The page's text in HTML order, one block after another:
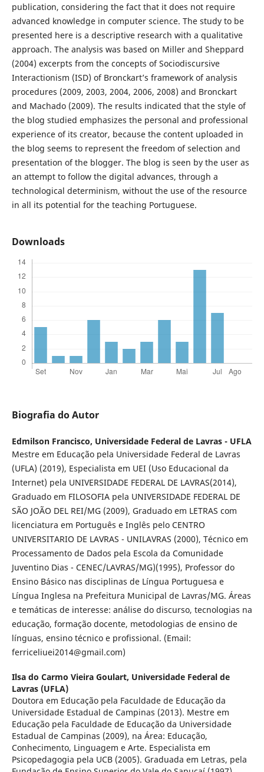
publication, considering the fact that it does not require
advanced knowledge in computer science. The study to be
presented here is a descriptive research with a qualitative
approach. The analysis was based on Miller and Sheppard
(2004) excerpts from the concepts of Sociodiscursive
Interactionism (ISD) of Bronckart’s framework of analysis
procedures (2009, 2003, 2004, 2006, 2008) and Bronckart
and Machado (2009). The results indicated that the style of
the blog studied emphasizes the personal and professional
experience of its creator, because the content uploaded in
the blog seems to represent the freedom of selection and
presentation of the blogger. The blog is seen by the user as
an attempt to follow the digital advances, through a
technological determinism, without the use of the resource
in all its potential for the teaching Portuguese.
Downloads
Biografia do Autor
Edmilson Francisco, Universidade Federal de Lavras - UFLA
Mestre em Educação pela Universidade Federal de Lavras
(UFLA) (2019), Especialista em UEI (Uso Educacional da
Internet) pela UNIVERSIDADE FEDERAL DE LAVRAS(2014),
Graduado em FILOSOFIA pela UNIVERSIDADE FEDERAL DE
SÃO JOÃO DEL REI/MG (2009), Graduado em LETRAS com
licenciatura em Português e Inglês pelo CENTRO
UNIVERSITARIO DE LAVRAS - UNILAVRAS (2000), Técnico em
Processamento de Dados pela Escola da Comunidade
Juventino Dias - CENEC/LAVRAS/MG)(1995), Professor do
Ensino Básico nas disciplinas de Língua Portuguesa e
Língua Inglesa na Prefeitura Municipal de Lavras/MG. Áreas
e temáticas de interesse: análise do discurso, tecnologias na
educação, formação docente, metodologias de ensino de
línguas, ensino técnico e profissional. (Email:
ferriceliuei2014@gmail.com)
Ilsa do Carmo Vieira Goulart, Universidade Federal de
Lavras (UFLA)
Doutora em Educação pela Faculdade de Educação da
Universidade Estadual de Campinas (2013). Mestre em
Educação pela Faculdade de Educação da Universidade
Estadual de Campinas (2009), na Área: Educação,
Conhecimento, Linguagem e Arte. Especialista em
Psicopedagogia pela UCB (2005). Graduada em Letras, pela